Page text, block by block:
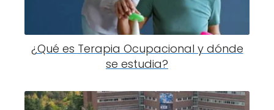
¿Qué es Terapia Ocupacional y dónde
se estudia?